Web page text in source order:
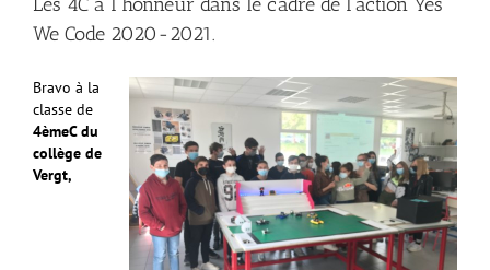
We Code 2020-2021.
Bravo à la
classe de
4èmeC du
collège de
Vergt,